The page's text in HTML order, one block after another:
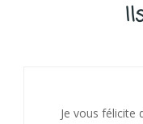
J’ai adoré